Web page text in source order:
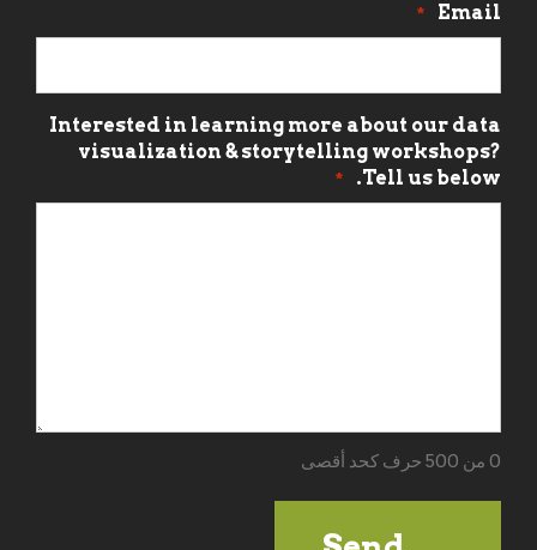
Email
*
Interested in learning more about our data
visualization & storytelling workshops?
Tell us below.
*
0 من 500 حرف كحد أقصى